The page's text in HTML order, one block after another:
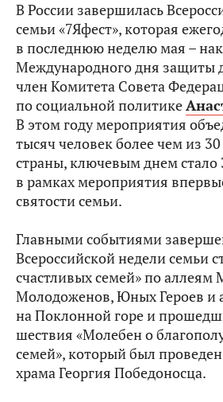
В России завершилась
семьи «7Яфест», которая
в последнюю неделю мая –
Международного дня защиты
член Комитета Совета
по социальной политике
В этом году мероприятия
тысяч человек более чем из
страны, ключевым днем стало
в рамках мероприятия
святости семьи.
Главными событиями
Всероссийской недели семьи
счастливых семей» по аллеям
Молодоженов, Юных Героев и
на Поклонной горе и
шествия «Молебен о
семей», который был
храма Георгия Победоносца.